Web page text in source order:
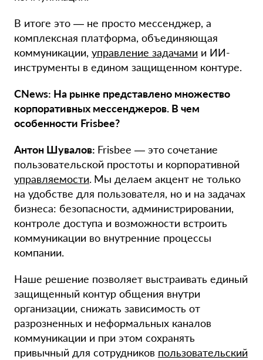
В итоге это — не просто мессенджер, а
комплексная платформа, объединяющая
коммуникации, управление задачами и ИИ-
инструменты в едином защищенном контуре.
CNews: На рынке представлено множество
корпоративных мессенджеров. В чем
особенности Frisbee?
Антон Шувалов: Frisbee — это сочетание
пользовательской простоты и корпоративной
управляемости. Мы делаем акцент не только
на удобстве для пользователя, но и на задачах
бизнеса: безопасности, администрировании,
контроле доступа и возможности встроить
коммуникации во внутренние процессы
компании.
Наше решение позволяет выстраивать единый
защищенный контур общения внутри
организации, снижать зависимость от
разрозненных и неформальных каналов
коммуникации и при этом сохранять
привычный для сотрудников пользовательский